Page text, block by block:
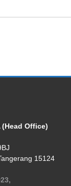
(Head Office)
15124